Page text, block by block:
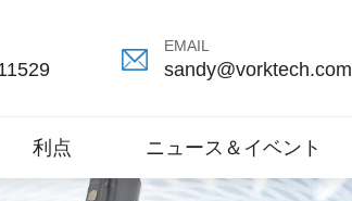
EMAIL
sandy@vorktech.com
利点 ニュース＆イベント